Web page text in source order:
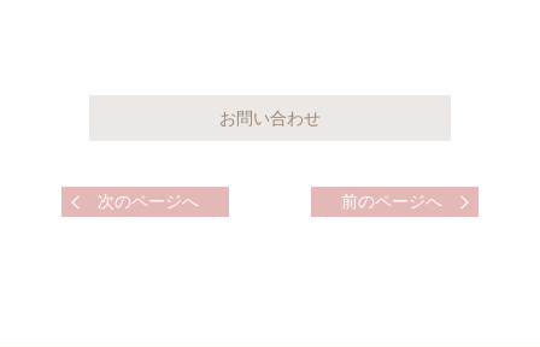
次のページへ 前のページへ